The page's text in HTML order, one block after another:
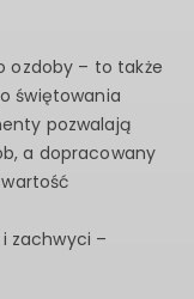
ozdoby – to także
świętowania
pozwalają
a dopracowany
zachwyci –